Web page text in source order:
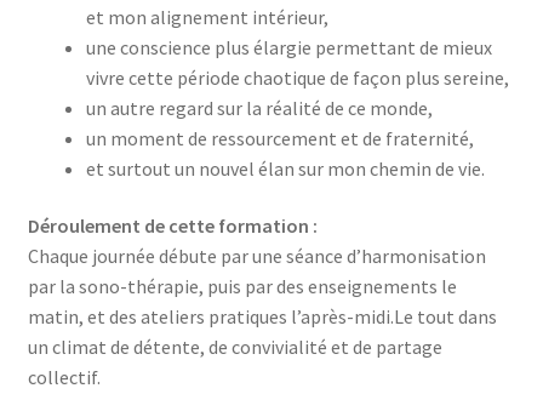
et mon alignement intérieur,
une conscience plus élargie permettant de mieux
vivre cette période chaotique de façon plus sereine,
un autre regard sur la réalité de ce monde,
un moment de ressourcement et de fraternité,
et surtout un nouvel élan sur mon chemin de vie.
Déroulement de cette formation :
Chaque journée débute par une séance d’harmonisation
par la sono-thérapie, puis par des enseignements le
matin, et des ateliers pratiques l’après-midi.Le tout dans
un climat de détente, de convivialité et de partage
collectif.